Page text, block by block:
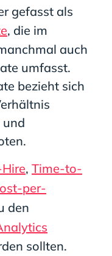
gefasst als
, die im
auch
umfasst.
bezieht sich
und
, Time-to-
per-
den
sollten.